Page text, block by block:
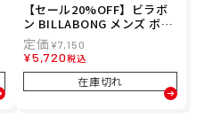
【セール20%OFF】ビラボ
ン BILLABONG メンズ ボー
ドショーツ トランクス GOO
D TIMES LAYBACKS BG011
518
¥7,150
¥5,720税込
在庫切れ